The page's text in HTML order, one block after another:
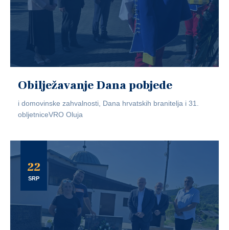
Obilježavanje Dana pobjede
i domovinske zahvalnosti, Dana hrvatskih branitelja i 31.
obljetniceVRO Oluja
22
SRP